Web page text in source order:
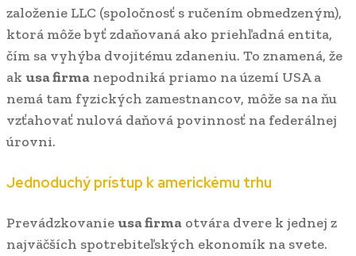
založenie LLC (spoločnosť s ručením obmedzeným),
ktorá môže byť zdaňovaná ako priehľadná entita,
čím sa vyhýba dvojitému zdaneniu. To znamená, že
ak usa firma nepodniká priamo na území USA a
nemá tam fyzických zamestnancov, môže sa na ňu
vzťahovať nulová daňová povinnosť na federálnej
úrovni.
Jednoduchý prístup k americkému trhu
Prevádzkovanie usa firma otvára dvere k jednej z
najväčších spotrebiteľských ekonomík na svete.